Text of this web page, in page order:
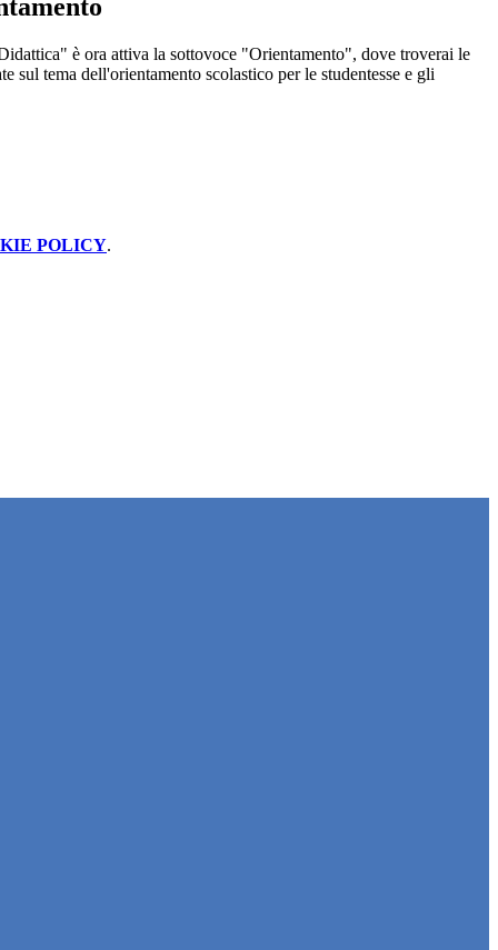
è ora attiva la sottovoce "Orientamento", dove troverai le
sul tema dell'orientamento scolastico per le studentesse e gli
POLICY.